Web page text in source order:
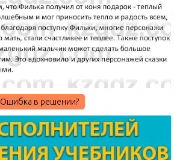
Ошибка в решении?